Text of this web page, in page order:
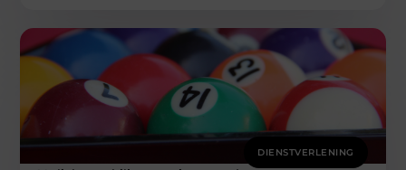
DIENSTVERLENING